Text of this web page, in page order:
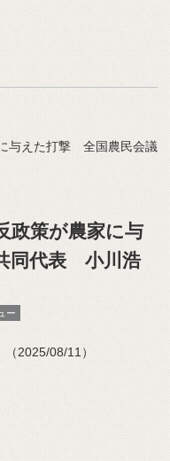
与えた打撃 全国農民会議
策が農家に与
同代表 小川浩
ー
2025/08/11）